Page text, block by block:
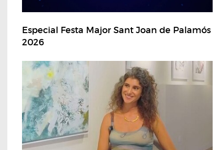
Especial Festa Major Sant Joan de Palamós
2026